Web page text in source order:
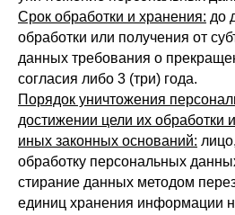
Срок обработки и хранения: до
обработки или получения от
данных требования о
согласия либо 3 (три) года.
Порядок уничтожения
достижении цели их обработки
иных законных оснований:
обработку персональных
стирание данных методом
единиц хранения информации